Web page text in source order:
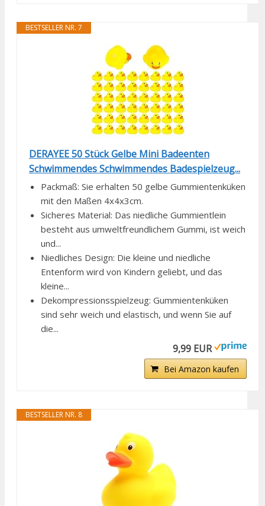
BESTSELLER NR. 7
DERAYEE 50 Stück Gelbe Mini Badeenten
Schwimmendes Schwimmendes Badespielzeug...
Packmaß: Sie erhalten 50 gelbe Gummientenküken
mit den Maßen 4x4x3cm.
Sicheres Material: Das niedliche Gummientlein
besteht aus umweltfreundlichem Gummi, ist weich
und...
Niedliches Design: Die kleine und niedliche
Entenform wird von Kindern geliebt, und das
kleine...
Dekompressionsspielzeug: Gummientenküken
sind sehr weich und elastisch, und wenn Sie auf
die...
9,99 EUR
Bei Amazon kaufen
BESTSELLER NR. 8